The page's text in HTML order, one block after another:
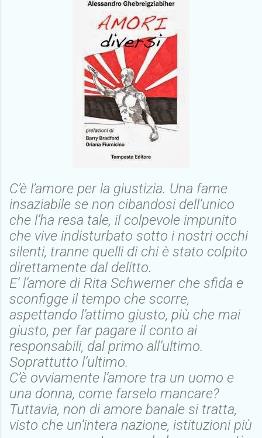
C’è l’amore per la giustizia. Una fame
insaziabile se non cibandosi dell’unico
che l’ha resa tale, il colpevole impunito
che vive indisturbato sotto i nostri occhi
silenti, tranne quelli di chi è stato colpito
direttamente dal delitto.
E’ l’amore di Rita Schwerner che sfida e
sconfigge il tempo che scorre,
aspettando l’attimo giusto, più che mai
giusto, per far pagare il conto ai
responsabili, dal primo all’ultimo.
Soprattutto l’ultimo.
C’è ovviamente l’amore tra un uomo e
una donna, come farselo mancare?
Tuttavia, non di amore banale si tratta,
visto che un’intera nazione, istituzioni più